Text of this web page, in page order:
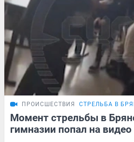
ПРОИСШЕСТВИЯ СТРЕЛЬБА В
Момент стрельбы в
гимназии попал на видео